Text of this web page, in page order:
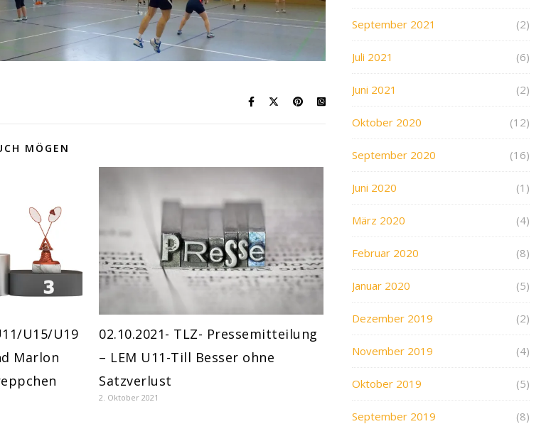
MÖGEN
U15/U19
Marlon
02.10.2021- TLZ- Pressemitteilung
– LEM U11-Till Besser ohne
Satzverlust
2. Oktober 2021
September 2021 (2)
Juli 2021 (6)
Juni 2021 (2)
Oktober 2020 (12)
September 2020 (16)
Juni 2020 (1)
März 2020 (4)
Februar 2020 (8)
Januar 2020 (5)
Dezember 2019 (2)
November 2019 (4)
Oktober 2019 (5)
September 2019 (8)